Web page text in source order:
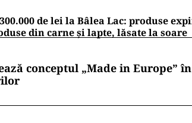
de lei la Bâlea Lac: produse
din carne și lapte, lăsate la soare
conceptul „Made in Europe”